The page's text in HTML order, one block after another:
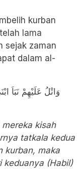
kurban
lama
sejak zaman
dalam al-
وَاتْلُ عَلَيْهِمْ نَبَاَ
mereka kisah
tatkala kedua
kurban, maka
keduanya (Habil)